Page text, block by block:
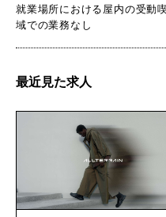
就業場所における屋内の受動
域での業務なし
最近見た求人